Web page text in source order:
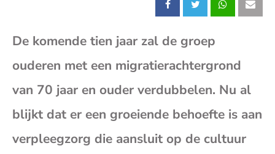
Deel
dit
bericht
op
Facebook
Deel
dit
bericht
op
X
Deel
op op
De komende tien jaar zal de groep
ouderen met een migratierachtergrond
van 70 jaar en ouder verdubbelen. Nu al
blijkt dat er een groeiende behoefte is aan
verpleegzorg die aansluit op de cultuur